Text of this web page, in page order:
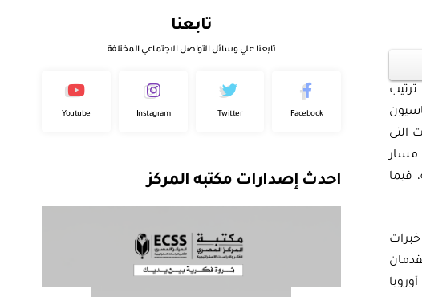
ترتيب
التى
مسار
فيما
تابعنا
تابعنا علي وسائل التواصل الاجتماعي المختلفة
Facebook
Twitter
Instagram
Youtube
احدث إصدارات مكتبه المركز